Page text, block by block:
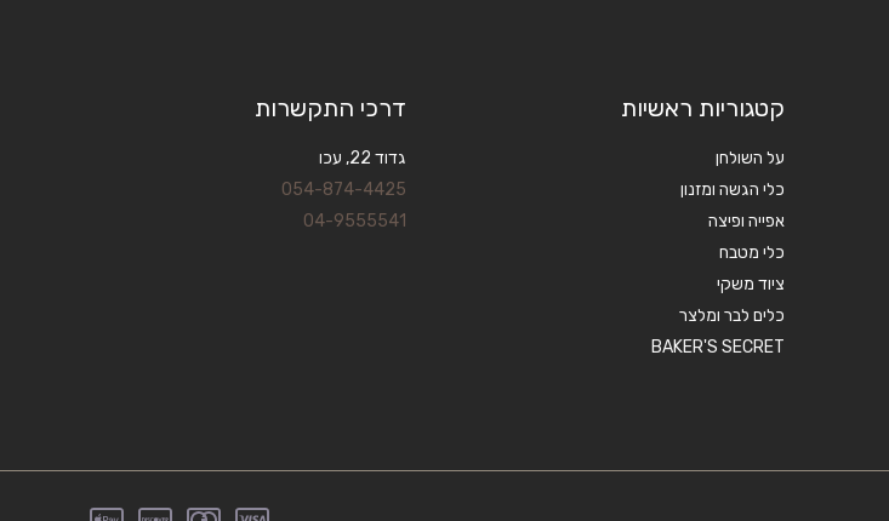
קטגוריות ראשיות
על השולחן
כלי הגשה ומזנון
אפייה ופיצה
כלי מטבח
ציוד משקי
כלים לבר ומלצר
BAKER'S SECRET
דרכי התקשרות
גדוד 22, עכו
054-874-4425
04-9555541